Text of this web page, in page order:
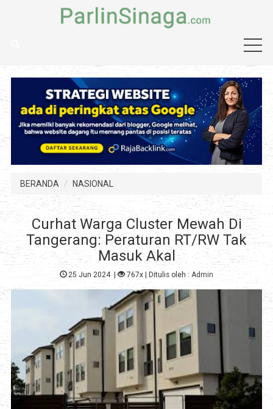
BERANDA NASIONAL
Curhat Warga Cluster Mewah Di
Tangerang: Peraturan RT/RW Tak
Masuk Akal
25 Jun 2024| 767x | Ditulis oleh :Admin